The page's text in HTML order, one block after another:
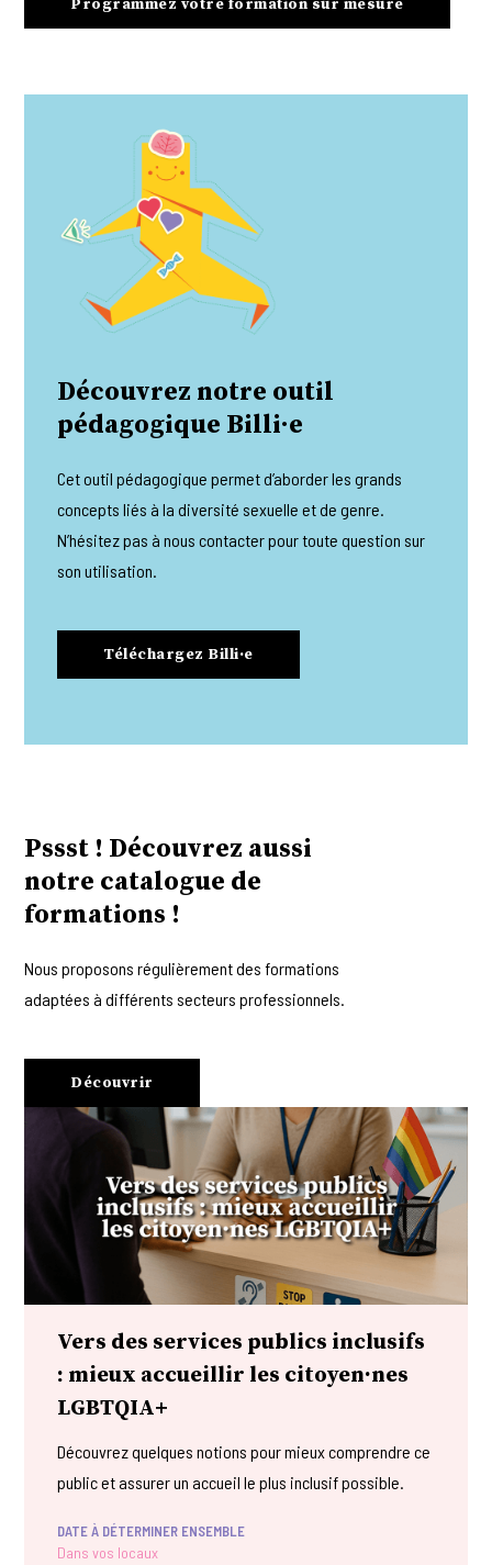
Programmez votre formation sur mesure
Découvrez notre outil
pédagogique Billi·e
Cet outil pédagogique permet d’aborder les grands
concepts liés à la diversité sexuelle et de genre.
N’hésitez pas à nous contacter pour toute question sur
son utilisation.
Téléchargez Billi·e
Pssst ! Découvrez aussi
notre catalogue de
formations !
Nous proposons régulièrement des formations
adaptées à différents secteurs professionnels.
Découvrir
Vers des services publics inclusifs
: mieux accueillir les citoyen·nes
LGBTQIA+
Découvrez quelques notions pour mieux comprendre ce
public et assurer un accueil le plus inclusif possible.
DATE À DÉTERMINER ENSEMBLE
Dans vos locaux